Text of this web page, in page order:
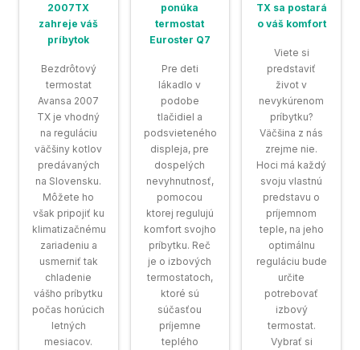
2007TX
zahreje váš
príbytok
Bezdrôtový
termostat
Avansa 2007
TX je vhodný
na reguláciu
väčšiny kotlov
predávaných
na Slovensku.
Môžete ho
však pripojiť ku
klimatizačnému
zariadeniu a
usmerniť tak
chladenie
vášho príbytku
počas horúcich
letných
mesiacov.
ponúka
termostat
Euroster Q7
Pre deti
lákadlo v
podobe
tlačidiel a
podsvieteného
displeja, pre
dospelých
nevyhnutnosť,
pomocou
ktorej regulujú
komfort svojho
príbytku. Reč
je o izbových
termostatoch,
ktoré sú
súčasťou
príjemne
teplého
TX sa postará
o váš komfort
Viete si
predstaviť
život v
nevykúrenom
príbytku?
Väčšina z nás
zrejme nie.
Hoci má každý
svoju vlastnú
predstavu o
príjemnom
teple, na jeho
optimálnu
reguláciu bude
určite
potrebovať
izbový
termostat.
Vybrať si